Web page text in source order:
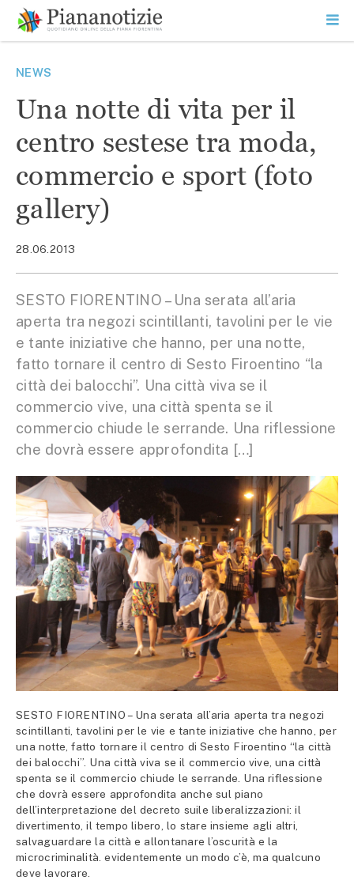
contenuto
SEARCH
NEWS
Una notte di vita per il
centro sestese tra moda,
commercio e sport (foto
gallery)
28.06.2013
SESTO FIORENTINO – Una serata all’aria
aperta tra negozi scintillanti, tavolini per le vie
e tante iniziative che hanno, per una notte,
fatto tornare il centro di Sesto Firoentino “la
città dei balocchi”. Una città viva se il
commercio vive, una città spenta se il
commercio chiude le serrande. Una riflessione
che dovrà essere approfondita […]
SESTO FIORENTINO – Una serata all’aria aperta tra negozi
scintillanti, tavolini per le vie e tante iniziative che hanno, per
una notte, fatto tornare il centro di Sesto Firoentino “la città
dei balocchi”. Una città viva se il commercio vive, una città
spenta se il commercio chiude le serrande. Una riflessione
che dovrà essere approfondita anche sul piano
dell’interpretazione del decreto suile liberalizzazioni: il
divertimento, il tempo libero, lo stare insieme agli altri,
salvaguardare la città e allontanare l’oscurità e la
microcriminalità. evidentemente un modo c’è, ma qualcuno
deve lavorare.